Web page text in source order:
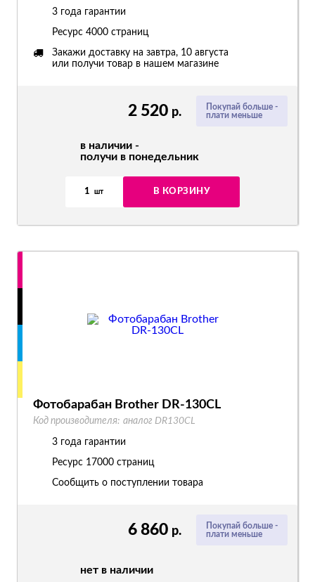
Покупай больше -
плати меньше
2 520 р.
в наличии -
получи в понедельник
1 шт В КОРЗИНУ
3 года гарантии
Ресурс 4000 страниц
Закажи доставку на завтра, 10 августа
или получи товар в нашем магазине
Покупай больше -
плати меньше
6 860 р.
нет в наличии
Фотобарабан Brother DR-130CL
Код производителя: аналог DR130CL
3 года гарантии
Ресурс 17000 страниц
Сообщить о поступлении товара